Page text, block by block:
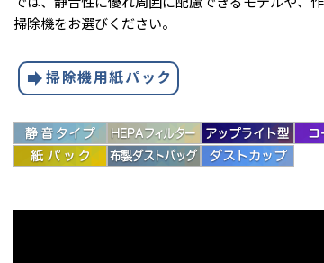
掃除機をお選びください。
forward 掃除機用紙パック